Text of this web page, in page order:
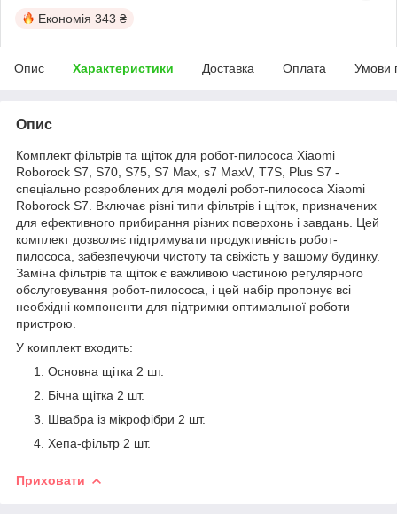
Економія 343 ₴
Опис Характеристики Доставка Оплата Умови
Опис
Комплект фільтрів та щіток для робот-пилососа Xiaomi
Roborock S7, S70, S75, S7 Max, s7 MaxV, T7S, Plus S7 -
спеціально розроблених для моделі робот-пилососа Xiaomi
Roborock S7. Включає різні типи фільтрів і щіток, призначених
для ефективного прибирання різних поверхонь і завдань. Цей
комплект дозволяє підтримувати продуктивність робот-
пилососа, забезпечуючи чистоту та свіжість у вашому будинку.
Заміна фільтрів та щіток є важливою частиною регулярного
обслуговування робот-пилососа, і цей набір пропонує всі
необхідні компоненти для підтримки оптимальної роботи
пристрою.
У комплект входить:
Основна щітка 2 шт.
Бічна щітка 2 шт.
Швабра із мікрофібри 2 шт.
Хепа-фільтр 2 шт.
Приховати